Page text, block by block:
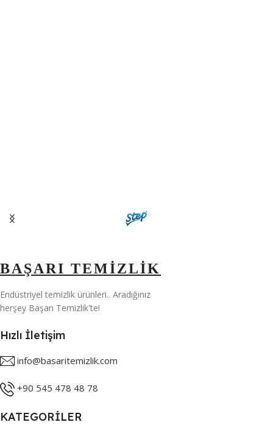
BAŞARI TEMİZLİK
Endüstriyel temizlik ürünleri.. Aradığınız
herşey Başarı Temizlik'te!
Hızlı İletişim
info@basaritemizlik.com
+90 545 478 48 78
KATEGORİLER